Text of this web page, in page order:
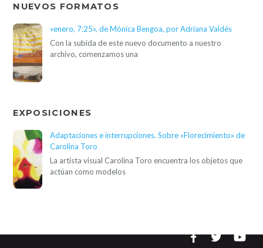
NUEVOS FORMATOS
«enero, 7:25», de Mónica Bengoa, por Adriana Valdés
Con la subida de este nuevo documento a nuestro
archivo, comenzamos una
EXPOSICIONES
Adaptaciones e interrupciones. Sobre «Florecimiento» de
Carolina Toro
La artista visual Carolina Toro encuentra los objetos que
actúan como modelos